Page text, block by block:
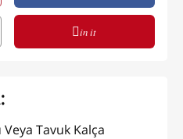
in it
Tavuk Kalça